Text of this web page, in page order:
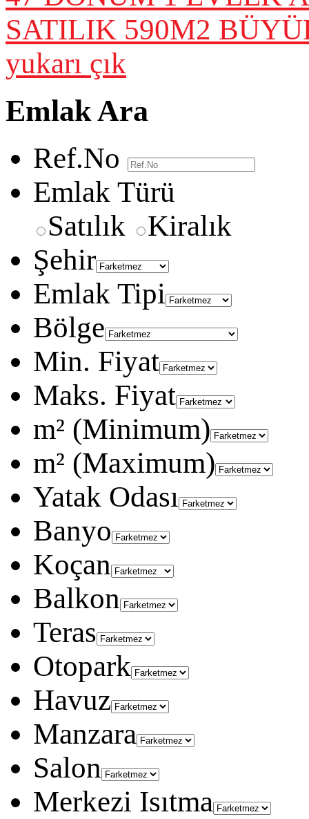
SATILIK 590M2
yukarı çık
Emlak Ara
Ref.No
Emlak Türü
Satılık
Kiralık
Şehir
Emlak Tipi
Bölge
Min. Fiyat
Maks. Fiyat
m² (Minimum)
m² (Maximum)
Yatak Odası
Banyo
Koçan
Balkon
Teras
Otopark
Havuz
Manzara
Salon
Merkezi Isıtma